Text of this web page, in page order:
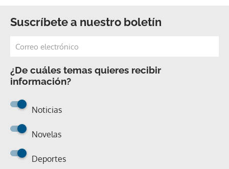
Suscríbete a nuestro boletín
¿De cuáles temas quieres recibir
información?
Noticias
Novelas
Deportes